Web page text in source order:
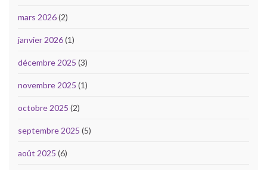
mars 2026(2)
janvier 2026(1)
décembre 2025 (3)
novembre 2025 (1)
octobre 2025 (2)
septembre 2025 (5)
août 2025 (6)